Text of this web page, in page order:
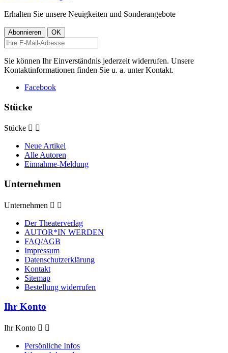
Erhalten Sie unsere Neuigkeiten und Sonderangebote
Sie können Ihr Einverständnis jederzeit widerrufen. Unsere
Kontaktinformationen finden Sie u. a. unter Kontakt.
Facebook
Stücke
Stücke  
Neue Artikel
Alle Autoren
Einnahme-Meldung
Unternehmen
Unternehmen  
Der Theaterverlag
AUTOR*IN WERDEN
FAQ/AGB
Impressum
Datenschutzerklärung
Kontakt
Sitemap
Bestellung widerrufen
Ihr Konto
Ihr Konto  
Persönliche Infos